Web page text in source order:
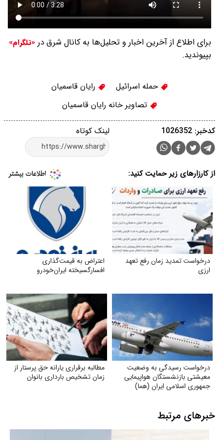
برای اطلاع از آخرین اخبار و تحلیل‌ها به کانال شرق در «تلگرام»
بپیوندید.
حمله اسرائیل
رایان قاسمیان
تصاویر خانه رایان قاسمیان
لینک کوتاه کدخبر: 1026352
از کارزارهای زیر حمایت کنید:
درخواست تمدید زمان رفع تعهد
ارزی
اعتراض به قیمت‌گذاری
افسارگسیخته ایران‌خودرو
درخواست رسیدگی به وضعیت
معیشتی بازنشستگان هواپیمایی
جمهوری اسلامی ایران (هما)
مطالبه برقراری یارانه حق پرستار از
زمان تشخیص بارداری بانوان
خبرهای مرتبط